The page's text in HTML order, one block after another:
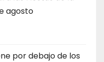
agosto
por debajo de los